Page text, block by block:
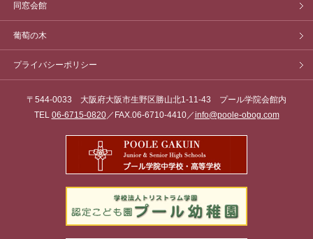
同窓会館
葡萄の木
プライバシーポリシー
〒544-0033 大阪府大阪市生野区勝山北1-11-43 プール学院会館内
TEL 06-6715-0820／FAX.06-6710-4410／info@poole-obog.com